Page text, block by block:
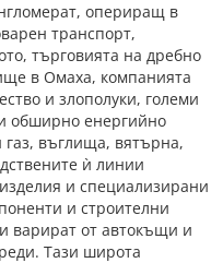
опериращ в
транспорт,
търговията на дребно
в Омаха, компанията
и злополуки, големи
обширно енергийно
въглища, вятърна,
ѝ линии
и специализирани
и строителни
варират от автокъщи и
Тази широта